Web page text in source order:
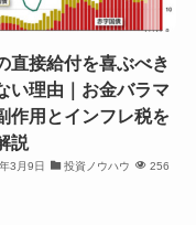
直接給付を喜ぶべき
い理由｜お金バラマ
作用とインフレ税を
説
3月9日 投資ノウハウ 256